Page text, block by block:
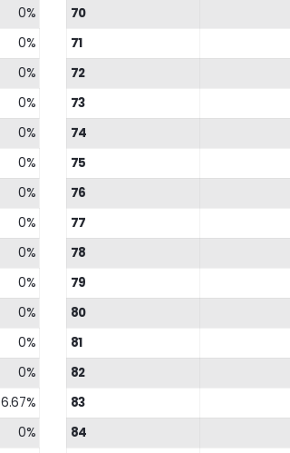
0%
0%
0%
0%
0%
0%
0%
0%
0%
0%
0%
0%
0%
6.67%
0%
70
71
72
73
74
75
76
77
78
79
80
81
82
83
84